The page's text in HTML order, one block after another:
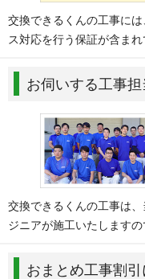
交換できるくんの工事に
ス対応を行う保証が含まれ
お伺いする工事
交換できるくんの工事は
ジニアが施工いたしますの
おまとめ工事割引